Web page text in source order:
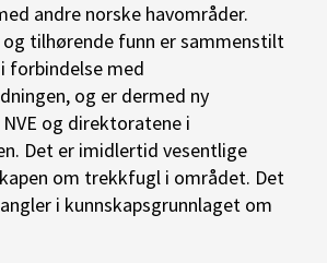
andre norske havområder.
og tilhørende funn er sammenstilt
forbindelse med
og er dermed ny
og direktoratene i
Det er imidlertid vesentlige
om trekkfugl i området. Det
i kunnskapsgrunnlaget om